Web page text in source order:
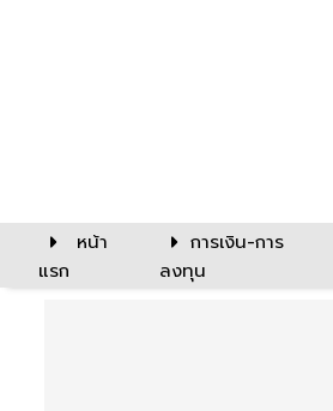
หน้า
แรก
การเงิน-การ
ลงทุน